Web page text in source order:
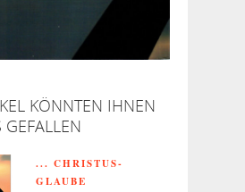
KÖNNTEN IHNEN
GEFALLEN
... CHRISTUS-
GLAUBE